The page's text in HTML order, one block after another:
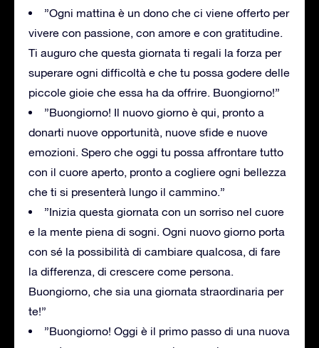
”Ogni mattina è un dono che ci viene offerto per
vivere con passione, con amore e con gratitudine.
Ti auguro che questa giornata ti regali la forza per
superare ogni difficoltà e che tu possa godere delle
piccole gioie che essa ha da offrire. Buongiorno!”
”Buongiorno! Il nuovo giorno è qui, pronto a
donarti nuove opportunità, nuove sfide e nuove
emozioni. Spero che oggi tu possa affrontare tutto
con il cuore aperto, pronto a cogliere ogni bellezza
che ti si presenterà lungo il cammino.”
”Inizia questa giornata con un sorriso nel cuore
e la mente piena di sogni. Ogni nuovo giorno porta
con sé la possibilità di cambiare qualcosa, di fare
la differenza, di crescere come persona.
Buongiorno, che sia una giornata straordinaria per
te!”
”Buongiorno! Oggi è il primo passo di una nuova